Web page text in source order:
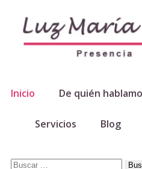
Inicio De quién
Servicios Blog
Buscar:
una mujer con